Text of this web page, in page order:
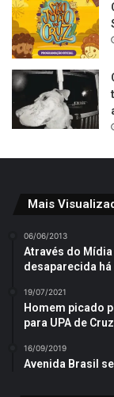
Mais
06/06/2013
Através do
desaparecida há
19/07/2021
Homem picado
para UPA de
16/09/2019
Avenida Brasil